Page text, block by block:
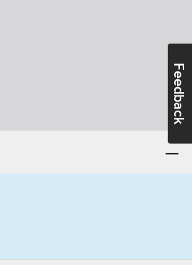
Feedback